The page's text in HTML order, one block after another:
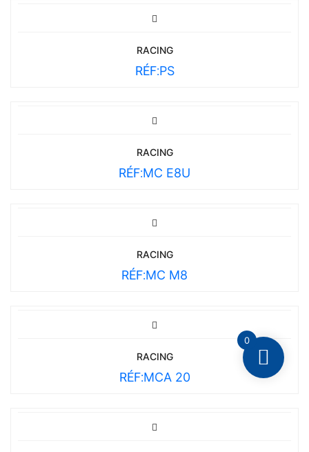
RACING
RÉF:PS
RACING
RÉF:MC E8U
RACING
RÉF:MC M8
RACING
RÉF:MCA 20
0